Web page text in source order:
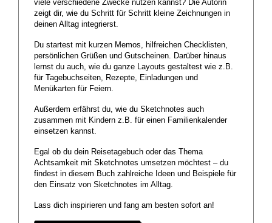
viele verschiedene Zwecke nutzen kannst? Die Autorin
zeigt dir, wie du Schritt für Schritt kleine Zeichnungen in
deinen Alltag integrierst.
Du startest mit kurzen Memos, hilfreichen Checklisten,
persönlichen Grüßen und Gutscheinen. Darüber hinaus
lernst du auch, wie du ganze Layouts gestaltest wie z.B.
für Tagebuchseiten, Rezepte, Einladungen und
Menükarten für Feiern.
Außerdem erfährst du, wie du Sketchnotes auch
zusammen mit Kindern z.B. für einen Familienkalender
einsetzen kannst.
Egal ob du dein Reisetagebuch oder das Thema
Achtsamkeit mit Sketchnotes umsetzen möchtest – du
findest in diesem Buch zahlreiche Ideen und Beispiele für
den Einsatz von Sketchnotes im Alltag.
Lass dich inspirieren und fang am besten sofort an!